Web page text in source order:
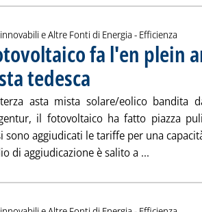
e Altre Fonti di Energia - Efficienza
fa l'en plein
tedesca . Pubblicata martedì 23 aprile
asta mista solare/eolico bandita
il fotovoltaico ha fatto piazza
sono aggiudicati le tariffe per una
di aggiudicazione è salito a ... Leggi